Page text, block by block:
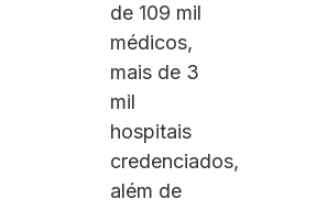
de 109 mil
médicos,
mais de 3
mil
hospitais
credenciados,
além de